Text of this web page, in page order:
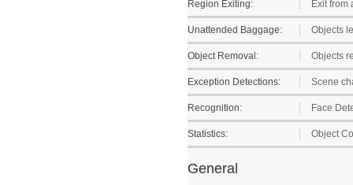
Region Exiting: Exit from
Unattended Baggage: Objects
Object Removal: Objects
Exception Detections: Scene
Recognition: Face
Statistics: Object
General